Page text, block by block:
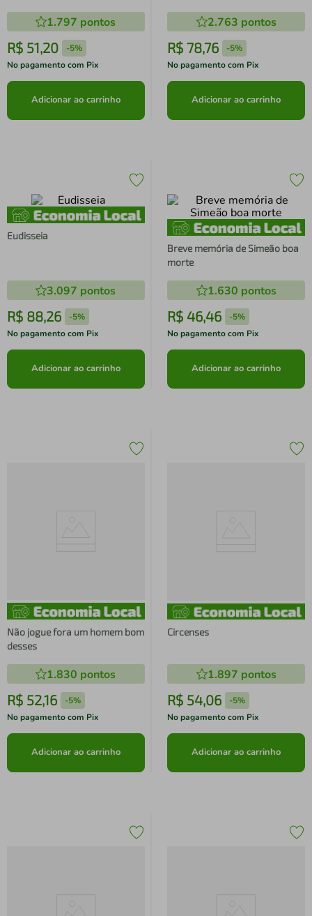
1.797 pontos
R$ 51,20 -5%
No pagamento com Pix
Adicionar ao carrinho
2.763 pontos
R$ 78,76 -5%
No pagamento com Pix
Adicionar ao carrinho
Eudisseia
3.097 pontos
R$ 88,26 -5%
No pagamento com Pix
Adicionar ao carrinho
Breve memória de Simeão boa
morte
1.630 pontos
R$ 46,46 -5%
No pagamento com Pix
Adicionar ao carrinho
Não jogue fora um homem bom
desses
1.830 pontos
R$ 52,16 -5%
No pagamento com Pix
Adicionar ao carrinho
Circenses
1.897 pontos
R$ 54,06 -5%
No pagamento com Pix
Adicionar ao carrinho